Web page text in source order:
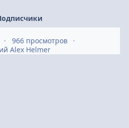
966 просмотров
Alex Helmer